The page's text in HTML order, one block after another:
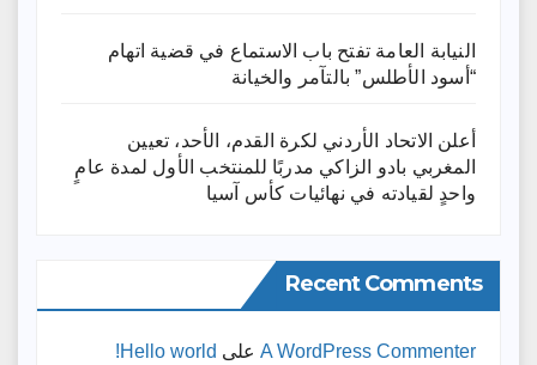
النيابة العامة تفتح باب الاستماع في قضية اتهام
“أسود الأطلس” بالتآمر والخيانة
أعلن الاتحاد الأردني لكرة القدم، الأحد، تعيين
المغربي بادو الزاكي مدربًا للمنتخب الأول لمدة عامٍ
واحدٍ لقيادته ​في نهائيات كأس آسيا
Recent Comments
A WordPress Commenter على Hello world!